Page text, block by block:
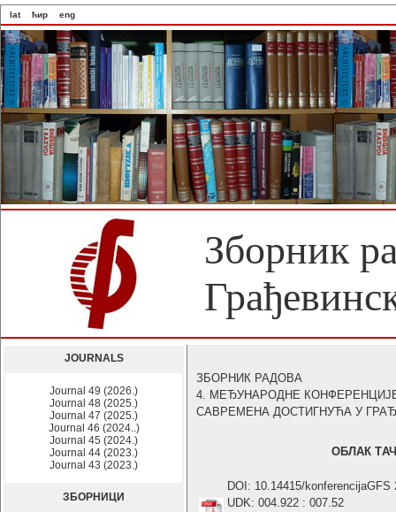
lat ћир eng
Зборник
JOURNALS
Journal 49 (2026.)
Journal 48 (2025.)
Journal 47 (2025.)
Journal 46 (2024..)
Journal 45 (2024.)
Journal 44 (2023.)
Journal 43 (2023.)
ЗБОРНИЦИ
ЗБОРНИК РАДОВА
4. МЕЂУНАРОДНЕ
САВРЕМЕНА ДОСТИГНУЋА У
ОБЛАК
DOI: 10.14415/konferencijaGFS
UDK: 004.922 : 007.52